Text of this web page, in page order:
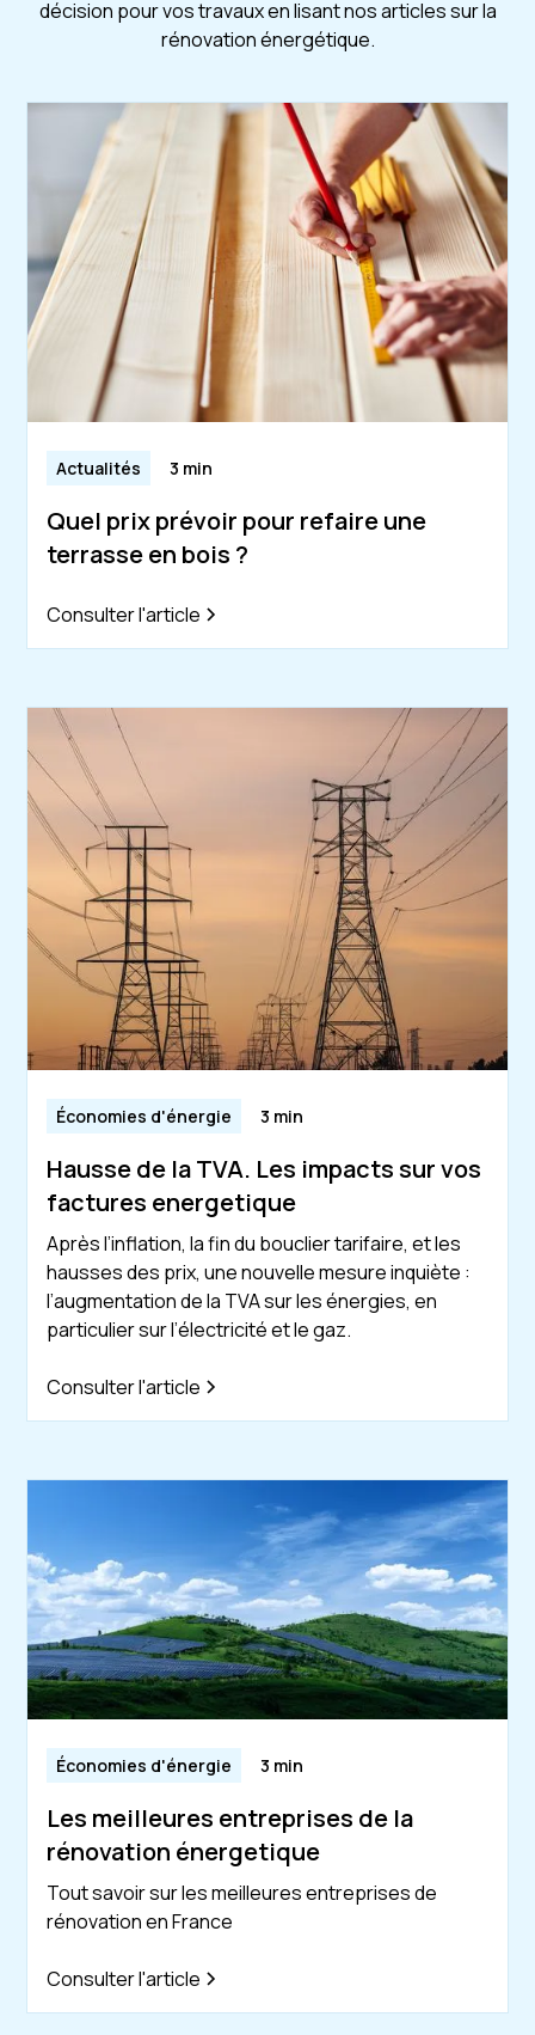
décision pour vos travaux en lisant nos articles sur la
rénovation énergétique.
Actualités 3 min
Quel prix prévoir pour refaire une
terrasse en bois ?
Consulter l'article
Économies d'énergie 3 min
Hausse de la TVA. Les impacts sur vos
factures energetique
Après l’inflation, la fin du bouclier tarifaire, et les
hausses des prix, une nouvelle mesure inquiète :
l’augmentation de la TVA sur les énergies, en
particulier sur l’électricité et le gaz.
Consulter l'article
Économies d'énergie 3 min
Les meilleures entreprises de la
rénovation énergetique
Tout savoir sur les meilleures entreprises de
rénovation en France
Consulter l'article